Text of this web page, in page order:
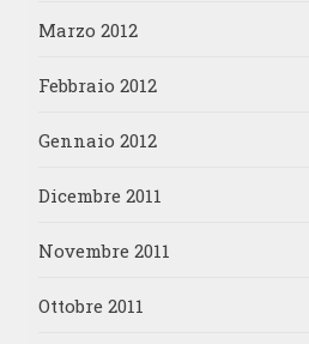
Marzo 2012
Febbraio 2012
Gennaio 2012
Dicembre 2011
Novembre 2011
Ottobre 2011